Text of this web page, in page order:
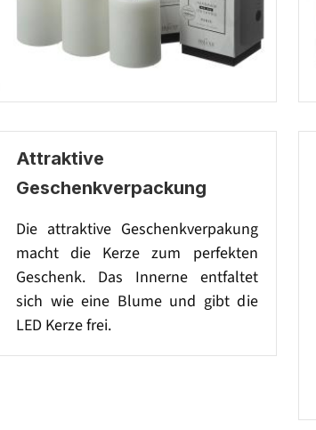
Attraktive
Geschenkverpackung
Die attraktive Geschenkverpakung
macht die Kerze zum perfekten
Geschenk. Das Innerne entfaltet
sich wie eine Blume und gibt die
LED Kerze frei.